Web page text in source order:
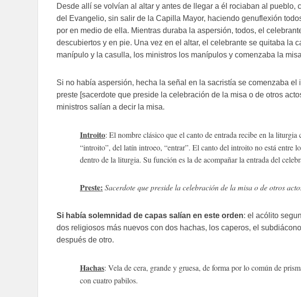
Desde allí se volvían al altar y antes de llegar a él rociaban al pueblo,
del Evangelio, sin salir de la Capilla Mayor, haciendo genuflexión
por en medio de ella. Mientras duraba la aspersión, todos, el
descubiertos y en pie. Una vez en el altar, el celebrante se quitaba la
manípulo y la casulla, los ministros los manípulos y comenzaba la
Si no había aspersión, hecha la señal en la sacristía se comenzaba el
preste [sacerdote que preside la celebración de la misa o de otros
ministros salían a decir la misa.
Introito: El nombre clásico que el canto de entrada recibe en la liturgia
“introito”, del latín introeo, “entrar”. El canto del introito no está entre
dentro de la liturgia. Su función es la de acompañar la entrada del
Preste: Sacerdote que preside la celebración de la misa o de otros
Si había solemnidad de capas salían en este orden: el acólito
dos religiosos más nuevos con dos hachas, los caperos, el
después de otro.
Hachas: Vela de cera, grande y gruesa, de forma por lo común de
con cuatro pabilos.